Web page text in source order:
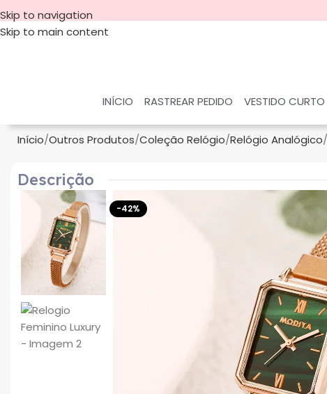
Skip to navigation
Skip to main content
INÍCIO RASTREAR PEDIDO VESTIDO CURTO
Início Outros Produtos Coleção Relógio Relógio Analógico
Descrição
-42%